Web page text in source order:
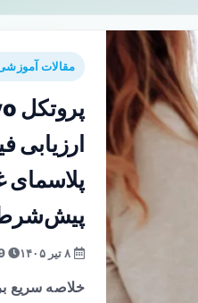
مقالات
ارزیابی
پلاسمای
9 دقیقه